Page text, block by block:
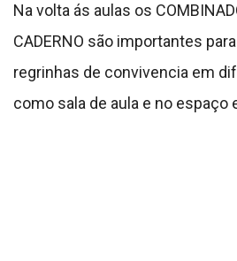
Na volta ás aulas os
CADERNO são importantes
regrinhas de convivencia em
como sala de aula e no espaço